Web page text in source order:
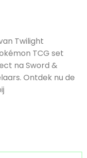
Twilight
TCG set
na Sword &
Ontdek nu de